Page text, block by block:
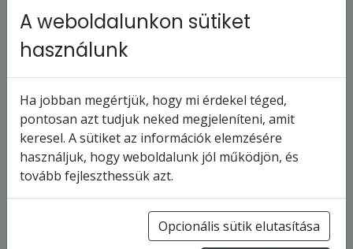
MSC BELLISSIMA - Kína, Dél-Korea,
Japán (a Sanghaj-ból)
napos hajóútKína
2026.9.20-tól2026.9.30-ig
A weboldalunkon sütiket
használunk
Ha jobban megértjük, hogy mi érdekel téged,
pontosan azt tudjuk neked megjeleníteni, amit
keresel. A sütiket az információk elemzésére
használjuk, hogy weboldalunk jól működjön, és
tovább fejleszthessük azt.
Opcionális sütik elutasítása